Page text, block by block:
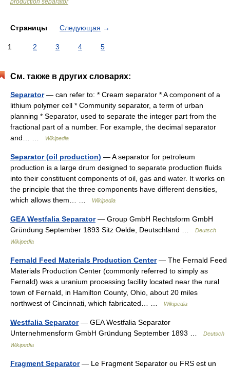
production separator
Страницы Следующая →
1 2 3 4 5
См. также в других словарях:
Separator— can refer to: * Cream separator * A component of a
lithium polymer cell * Community separator, a term of urban
planning * Separator, used to separate the integer part from the
fractional part of a number. For example, the decimal separator
and… …
Wikipedia
Separator (oil production) — A separator for petroleum
production is a large drum designed to separate production fluids
into their constituent components of oil, gas and water. It works on
the principle that the three components have different densities,
which allows them… …
Wikipedia
GEA Westfalia Separator— Group GmbH Rechtsform GmbH
Gründung September 1893 Sitz Oelde, Deutschland …
Deutsch
Wikipedia
Fernald Feed Materials Production Center— The Fernald Feed
Materials Production Center (commonly referred to simply as
Fernald) was a uranium processing facility located near the rural
town of Fernald, in Hamilton County, Ohio, about 20 miles
northwest of Cincinnati, which fabricated… …
Wikipedia
Westfalia Separator— GEA Westfalia Separator
Unternehmensform GmbH Gründung September 1893 …
Deutsch
Wikipedia
Fragment Separator— Le Fragment Separator ou FRS est un